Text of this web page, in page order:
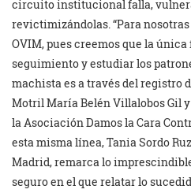
circuito institucional falla,
revictimizándolas. “Para
OVIM, pues creemos que la
seguimiento y estudiar los
machista es a través del registro
Motril María Belén Villalobos Gil
la Asociación Damos la Cara
esta misma línea, Tania Sordo
Madrid, remarca lo
seguro en el que relatar lo